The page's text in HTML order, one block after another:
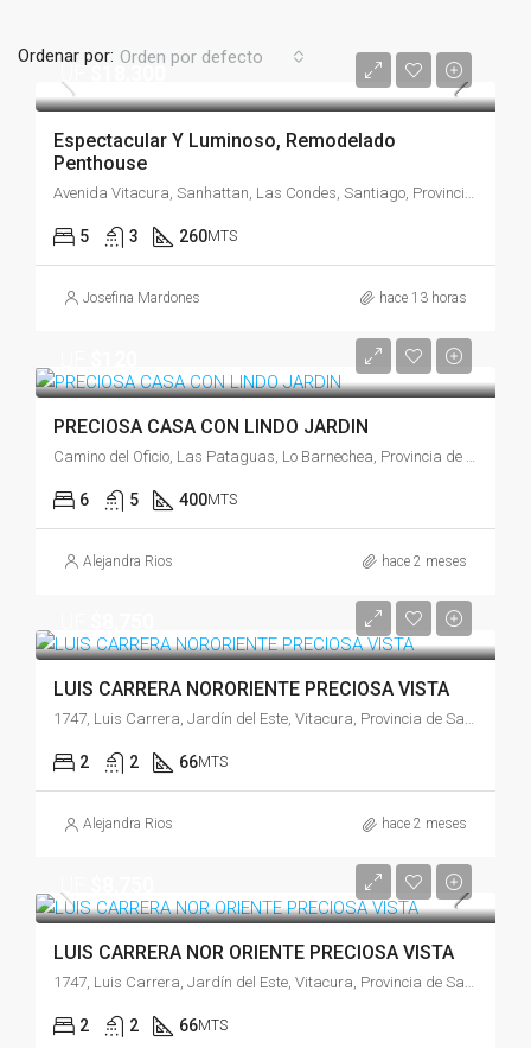
Ordenar por: Orden por defecto
UF
Espectacular Y Luminoso, Remodelado
Penthouse
5 3 260MTS
Josefina Mardones hace 13 horas
PRECIOSA CASA CON LINDO JARDIN
6 5 400MTS
Alejandra Rios hace 2 meses
LUIS CARRERA NORORIENTE PRECIOSA VISTA
1747, Luis Carrera, Jardín del Este, Vitacura, Provincia de Santiago, Región Metropolitana de Santiago, 7630280, Chile
2 2 66MTS
Alejandra Rios hace 2 meses
LUIS CARRERA NOR ORIENTE PRECIOSA VISTA
2 2 66MTS